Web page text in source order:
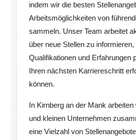
indem wir die besten
Arbeitsmöglichkeiten von
sammeln. Unser Team arbeitet
über neue Stellen zu
Qualifikationen und Erfahrungen
Ihren nächsten Karriereschritt
können.
In Kirnberg an der Mank
und kleinen Unternehmen
eine Vielzahl von